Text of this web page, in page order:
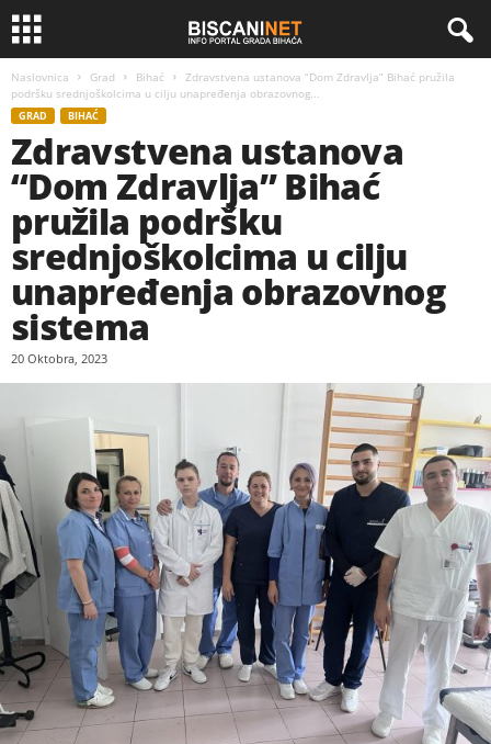
Naslovnica Grad Bihać
Zdravstvena ustanova “Dom Zdravlja” Bihać pružila
podršku srednjoškolcima u cilju unapređenja obrazovnog...
GRAD BIHAĆ
Zdravstvena ustanova
“Dom Zdravlja” Bihać
pružila podršku
srednjoškolcima u cilju
unapređenja obrazovnog
sistema
20 Oktobra, 2023